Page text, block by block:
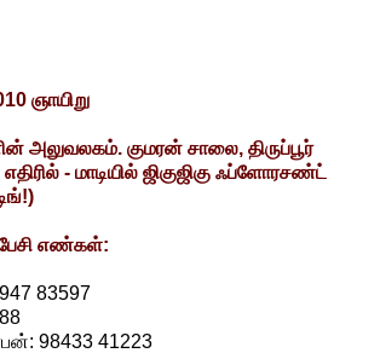
ஞாயிறு
அலுவலகம். குமரன் சாலை, திருப்பூர்
- மாடியில் ஜிகுஜிகு ஃப்ளோரசண்ட்
எண்கள்:
83597
98433 41223